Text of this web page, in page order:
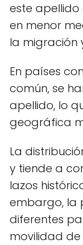
este apellido
en menor
la migración
En países
común, se
apellido, lo
geográfica
La
y tiende a
lazos
embargo, la
diferentes
movilidad